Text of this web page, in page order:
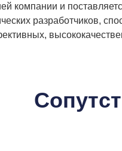
компании и
разработчиков,